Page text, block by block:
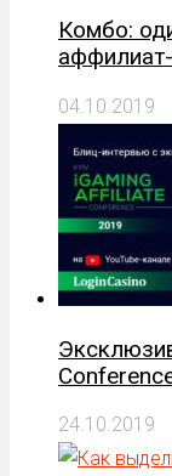
Комбо:
04.10.2019
24.10.2019